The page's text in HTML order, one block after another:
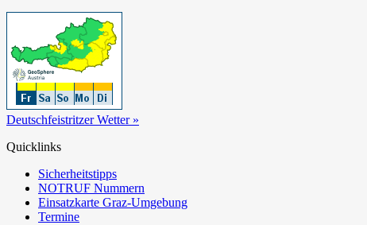
Deutschfeistritzer Wetter »
Quicklinks
Sicherheitstipps
NOTRUF Nummern
Einsatzkarte Graz-Umgebung
Termine